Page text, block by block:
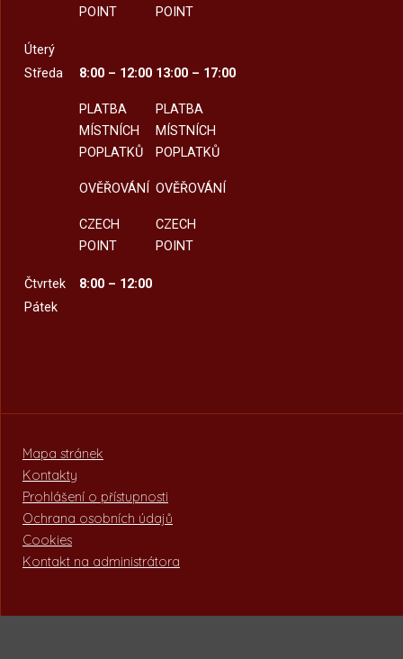
POINT
POINT
Úterý
Středa
8:00 – 12:00
PLATBA
MÍSTNÍCH
POPLATKŮ
OVĚŘOVÁNÍ
CZECH
POINT
13:00 – 17:00
PLATBA
MÍSTNÍCH
POPLATKŮ
OVĚŘOVÁNÍ
CZECH
POINT
Čtvrtek
8:00 – 12:00
Pátek
Mapa stránek
Kontakty
Prohlášení o přístupnosti
Ochrana osobních údajů
Cookies
Kontakt na administrátora